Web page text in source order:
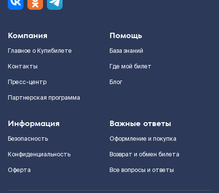
Компания
Главное о Купибилете
Контакты
Пресс-центр
Партнерская программа
Помощь
База знаний
Где мой билет
Блог
Информация
Безопасность
Конфиденциальность
Оферта
Важные ответы
Оформление и покупка
Возврат и обмен билета
Все вопросы и ответы